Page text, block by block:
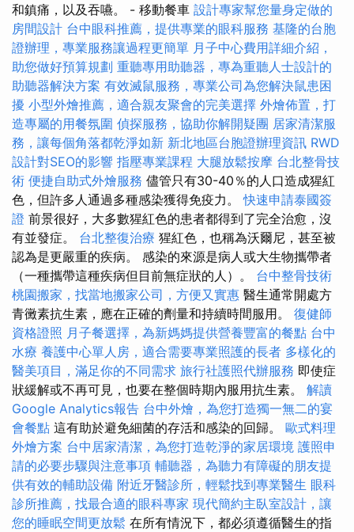
和鎮痛，以及吞嚥。 - 移動餐車 設計專家幫您量身定做的
房間設計 台中眼科推薦，提供專業的眼科服務 基隆的台胞
證辦理，專業服務讓過程更簡單 月子中心費用詳細介紹，
助您做好預算規劃 重聽專用助聽器，專為重聽人士設計的
助聽器解決方案 有效滅鼠服務，專業公司為您解決鼠患困
擾 小型外燴推薦，適合親友聚會的完美選擇 外燴佈置，打
造專屬的用餐氛圍 偵探服務，協助你解開疑團 居家清潔服
務，讓每個角落都乾淨如新 新北地區台胞證辦理資訊 RWD
設計對SEO的影響 指壓專業課程 大腿放鬆按摩 台北整骨技
術 便捷自助式外燴服務 儘管只有30-40％的人口造成猩紅
色，但許多人通過多種感染獲得免疫力。快速申請泰國簽
證 前景很好，大多數猩紅色的患者都得到了完全治愈，沒
有並發症。 台北整復治療 猩紅色，也稱為沃爾尼，甚至被
認為是更嚴重的疾病。 感染的來源是病人或大生物攜帶者
（一種攜帶這種疾病但目前無症狀的人）。 台中整骨技術
桃園搬家，找當地搬家公司，方便又實惠 醫生通常開處方
青黴素抗生素，應在正確的劑量和持續時間服用。 復健師
資格證照 月子餐選擇，為新媽媽提供營養豐富的餐點 台中
水療 養護中心單人房，適合需要專業照護的長者 多樣化的
醫美項目，滿足你的不同需求 旅行社護照代辦服務 即使症
狀緩解或不再可見，也要在整個時期內服用抗生素。 解讀
Google Analytics報告 台中外燴，為您打造獨一無二的宴
會餐點 這有助於避免細菌的存活和感染的回歸。 歐式料理
外燴方案 台中居家清潔，為您打造乾淨的家居環境 護照申
請的必要步驟與注意事項 輔聽器，為聽力有障礙的朋友提
供有效的輔助設備 附近牙醫診所，輕鬆找到專業醫生 眼科
診所推薦，找最合適的眼科專家 現代簡約主臥室設計，讓
您的睡眠空間更放鬆 在所有情況下，都必須遵循醫生的指